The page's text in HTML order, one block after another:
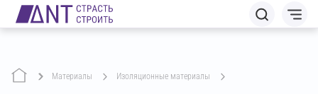
Материалы изоляционные материалы